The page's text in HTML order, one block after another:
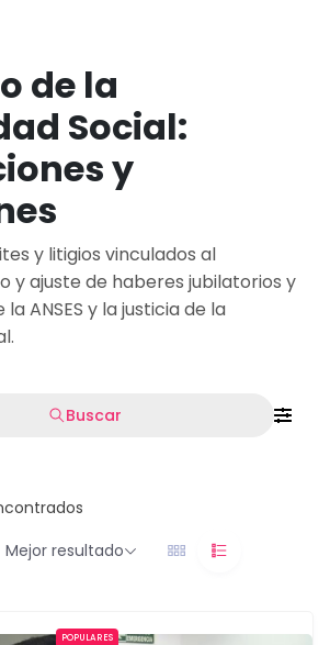
de la
Social:
y
y litigios vinculados al
y ajuste de haberes jubilatorios y
ANSES y la justicia de la
Buscar
Mejor resultado
POPULARES